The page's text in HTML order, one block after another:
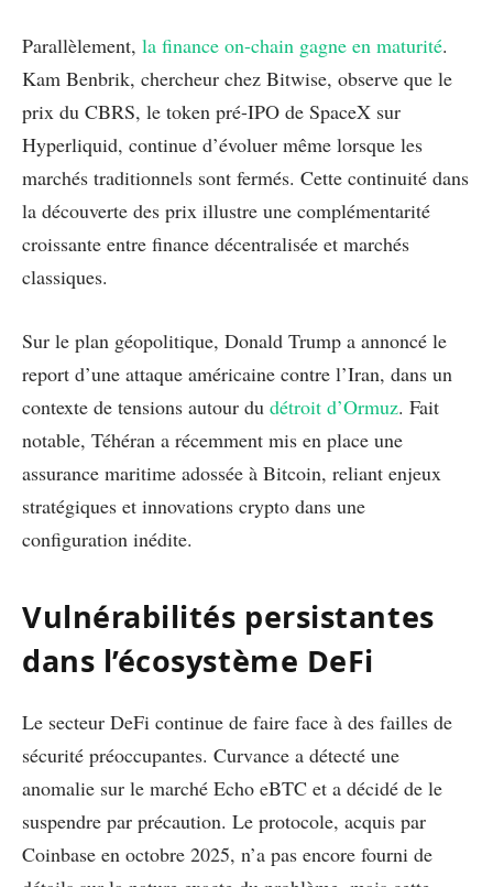
Parallèlement, la finance on-chain gagne en maturité.
Kam Benbrik, chercheur chez Bitwise, observe que le
prix du CBRS, le token pré-IPO de SpaceX sur
Hyperliquid, continue d’évoluer même lorsque les
marchés traditionnels sont fermés. Cette continuité dans
la découverte des prix illustre une complémentarité
croissante entre finance décentralisée et marchés
classiques.
Sur le plan géopolitique, Donald Trump a annoncé le
report d’une attaque américaine contre l’Iran, dans un
contexte de tensions autour du détroit d’Ormuz. Fait
notable, Téhéran a récemment mis en place une
assurance maritime adossée à Bitcoin, reliant enjeux
stratégiques et innovations crypto dans une
configuration inédite.
Vulnérabilités persistantes
dans l’écosystème DeFi
Le secteur DeFi continue de faire face à des failles de
sécurité préoccupantes. Curvance a détecté une
anomalie sur le marché Echo eBTC et a décidé de le
suspendre par précaution. Le protocole, acquis par
Coinbase en octobre 2025, n’a pas encore fourni de